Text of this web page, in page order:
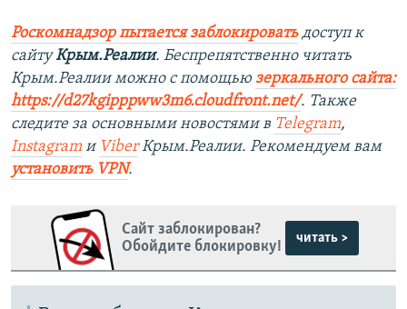
Роскомнадзор пытается заблокироватьдоступ к
сайтуКрым.Реалии. Беспрепятственно читать
Крым.Реалии можно с помощью зеркального сайта:
https://d27kgipppww3m6.cloudfront.net/. Также
следите за основными новостями в Telegram,
Instagram и ViberКрым.Реалии. Рекомендуем вам
установить VPN.
Сайт заблокирован?
Обойдите блокировку!
читать >